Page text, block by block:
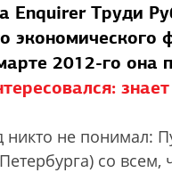
Enquirer Труди
экономического
2012-го она
никто не понимал:
со всем,